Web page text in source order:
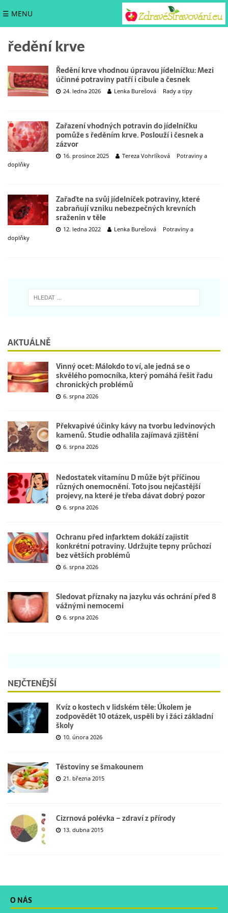
☰ MENU
ředění krve
Ředění krve vhodnou úpravou jídelníčku: Mezi
účinné potraviny patří i cibule a česnek
24. ledna 2026 Lenka Burešová Rady a tipy
Zařazení vhodných potravin do jídelníčku
pomůže s ředěním krve. Poslouží i česnek a
zázvor
16. prosince 2025 Tereza Vohrlíková
Potraviny a
doplňky
Zařaďte na svůj jídelníček potraviny, které
zabraňují vzniku nebezpečných krevních
sraženin v těle
12. ledna 2022 Lenka Burešová
Potraviny a
doplňky
AKTUÁLNĚ
Vinný ocet: Málokdo to ví, ale jedná se o
skvělého pomocníka, který pomáhá řešit řadu
chronických problémů
6. srpna 2026
Překvapivé účinky kávy na tvorbu ledvinových
kamenů. Studie odhalila zajímavá zjištění
6. srpna 2026
Nedostatek vitamínu D může být příčinou
různých onemocnění. Toto jsou nejčastější
projevy, na které je třeba dávat dobrý pozor
6. srpna 2026
Ochranu před infarktem dokáží zajistit
konkrétní potraviny. Udržujte tepny průchozí
bez větších problémů
6. srpna 2026
Sledovat příznaky na jazyku vás ochrání před 8
vážnými nemocemi
6. srpna 2026
NEJČTENĚJŠÍ
Kvíz o kostech v lidském těle: Úkolem je
zodpovědět 10 otázek, uspěli by i žáci základní
školy
10. února 2026
Těstoviny se šmakounem
21. března 2015
Cizrnová polévka – zdraví z přírody
13. dubna 2015
O NÁS